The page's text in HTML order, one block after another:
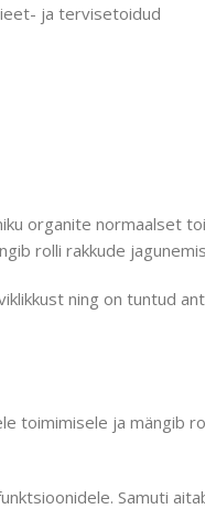
ja tervisetoidud
organite normaalset
rolli rakkude
ning on tuntud
toimimisele ja mängib
Samuti